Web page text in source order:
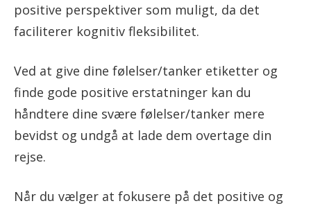
positive perspektiver som muligt, da det
faciliterer kognitiv fleksibilitet.
Ved at give dine følelser/tanker etiketter og
finde gode positive erstatninger kan du
håndtere dine svære følelser/tanker mere
bevidst og undgå at lade dem overtage din
rejse.
Når du vælger at fokusere på det positive og